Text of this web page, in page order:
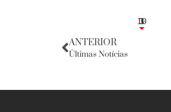
3
1
1
3
10
ANTERIOR
Últimas Notícias